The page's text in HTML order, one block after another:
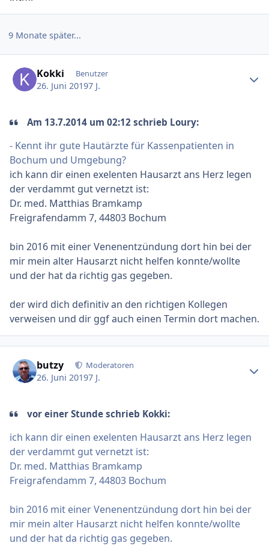
9 Monate später...
Kokki Benutzer
26. Juni 20197 J.
Am 13.7.2014 um 02:12 schrieb Loury:
- Kennt ihr gute Hautärzte für Kassenpatienten in
Bochum und Umgebung?
ich kann dir einen exelenten Hausarzt ans Herz legen
der verdammt gut vernetzt ist:
Dr. med. Matthias Bramkamp
Freigrafendamm 7, 44803 Bochum
bin 2016 mit einer Venenentzündung dort hin bei der
mir mein alter Hausarzt nicht helfen konnte/wollte
und der hat da richtig gas gegeben.
der wird dich definitiv an den richtigen Kollegen
verweisen und dir ggf auch einen Termin dort machen.
butzy Moderatoren
26. Juni 20197 J.
vor einer Stunde schrieb Kokki:
ich kann dir einen exelenten Hausarzt ans Herz legen
der verdammt gut vernetzt ist:
Dr. med. Matthias Bramkamp
Freigrafendamm 7, 44803 Bochum
bin 2016 mit einer Venenentzündung dort hin bei der
mir mein alter Hausarzt nicht helfen konnte/wollte
und der hat da richtig gas gegeben.